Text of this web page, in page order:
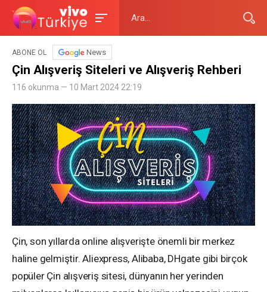
ABONE OL News
Çin Alışveriş Siteleri ve Alışveriş Rehberi
116 okunma — 10 Mart 2024 22:19
Çin, son yıllarda online alışverişte önemli bir merkez
haline gelmiştir. Aliexpress, Alibaba, DHgate gibi birçok
popüler Çin alışveriş sitesi, dünyanın her yerinden